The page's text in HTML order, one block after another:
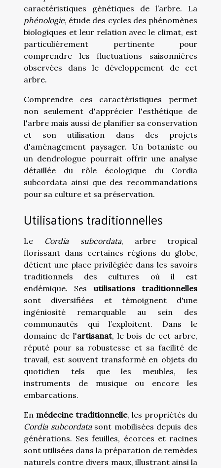
caractéristiques génétiques de l’arbre. La
phénologie, étude des cycles des phénomènes
biologiques et leur relation avec le climat, est
particulièrement pertinente pour
comprendre les fluctuations saisonnières
observées dans le développement de cet
arbre.
Comprendre ces caractéristiques permet
non seulement d'apprécier l'esthétique de
l'arbre mais aussi de planifier sa conservation
et son utilisation dans des projets
d'aménagement paysager. Un botaniste ou
un dendrologue pourrait offrir une analyse
détaillée du rôle écologique du Cordia
subcordata ainsi que des recommandations
pour sa culture et sa préservation.
Utilisations traditionnelles
Le Cordia subcordata, arbre tropical
florissant dans certaines régions du globe,
détient une place privilégiée dans les savoirs
traditionnels des cultures où il est
endémique. Ses utilisations traditionnelles
sont diversifiées et témoignent d'une
ingéniosité remarquable au sein des
communautés qui l’exploitent. Dans le
domaine de l'artisanat, le bois de cet arbre,
réputé pour sa robustesse et sa facilité de
travail, est souvent transformé en objets du
quotidien tels que les meubles, les
instruments de musique ou encore les
embarcations.
En médecine traditionnelle, les propriétés du
Cordia subcordatasont mobilisées depuis des
générations. Ses feuilles, écorces et racines
sont utilisées dans la préparation de remèdes
naturels contre divers maux, illustrant ainsi la